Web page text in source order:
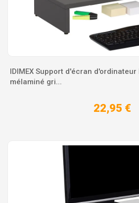
IDIMEX Support d'écran d'ordinateur
mélaminé gri...
22,95 €